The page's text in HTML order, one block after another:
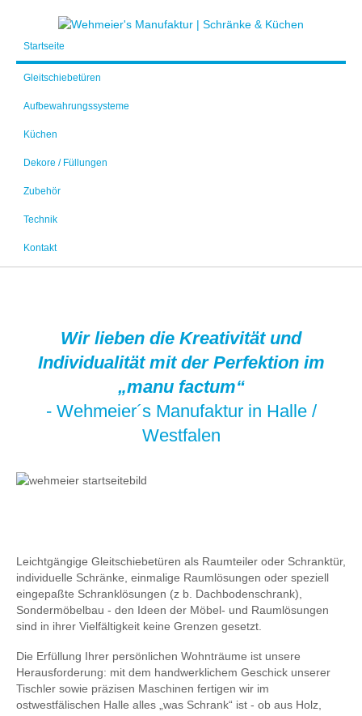
Startseite
Gleitschiebetüren
Aufbewahrungssysteme
Küchen
Dekore / Füllungen
Zubehör
Technik
Kontakt
Wir lieben die Kreativität und
Individualität mit der Perfektion im
„manu factum“
- Wehmeier´s Manufaktur in Halle /
Westfalen
Leichtgängige Gleitschiebetüren als Raumteiler oder Schranktür,
individuelle Schränke, einmalige Raumlösungen oder speziell
eingepaßte Schranklösungen (z b. Dachbodenschrank),
Sondermöbelbau - den Ideen der Möbel- und Raumlösungen
sind in ihrer Vielfältigkeit keine Grenzen gesetzt.
Die Erfüllung Ihrer persönlichen Wohnträume ist unsere
Herausforderung: mit dem handwerklichem Geschick unserer
Tischler sowie präzisen Maschinen fertigen wir im
ostwestfälischen Halle alles „was Schrank“ ist - ob aus Holz,